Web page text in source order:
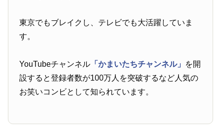
東京でもブレイクし、テレビでも大活躍していま
す。
YouTubeチャンネル 「かまいたちチャンネル」 を開
設すると登録者数が100万人を突破するなど人気の
お笑いコンビとして知られています。